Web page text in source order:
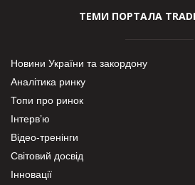
ТЕМИ ПОРТАЛА
Новини України та закордону
Аналітика ринку
Топи про ринок
Інтерв’ю
Відео-тренінги
Світовий досвід
Інновації